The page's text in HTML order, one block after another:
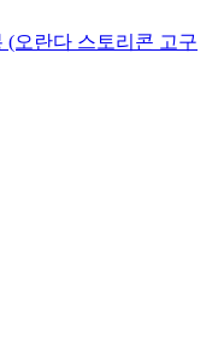
(오란다 스토리콘 고구